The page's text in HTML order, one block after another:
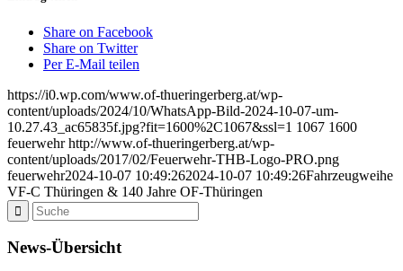
Share on Facebook
Share on Twitter
Per E-Mail teilen
https://i0.wp.com/www.of-thueringerberg.at/wp-
content/uploads/2024/10/WhatsApp-Bild-2024-10-07-um-
10.27.43_ac65835f.jpg?fit=1600%2C1067&ssl=1 1067 1600
feuerwehr http://www.of-thueringerberg.at/wp-
content/uploads/2017/02/Feuerwehr-THB-Logo-PRO.png
feuerwehr2024-10-07 10:49:262024-10-07 10:49:26Fahrzeugweihe
VF-C Thüringen & 140 Jahre OF-Thüringen
News-Übersicht